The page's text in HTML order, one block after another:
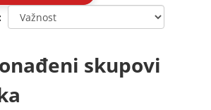
skupovi